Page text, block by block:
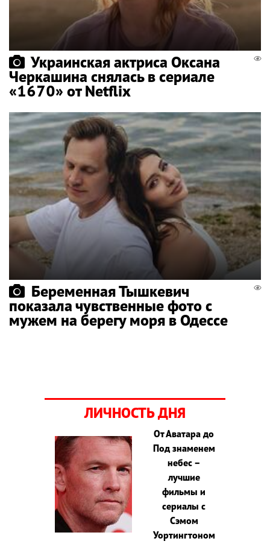
Украинская актриса Оксана
Черкашина снялась в сериале
«1670» от Netflix
Беременная Тышкевич
показала чувственные фото с
мужем на берегу моря в Одессе
ЛИЧНОСТЬ ДНЯ
От Аватара до
Под знаменем
небес –
лучшие
фильмы и
сериалы с
Сэмом
Уортингтоном